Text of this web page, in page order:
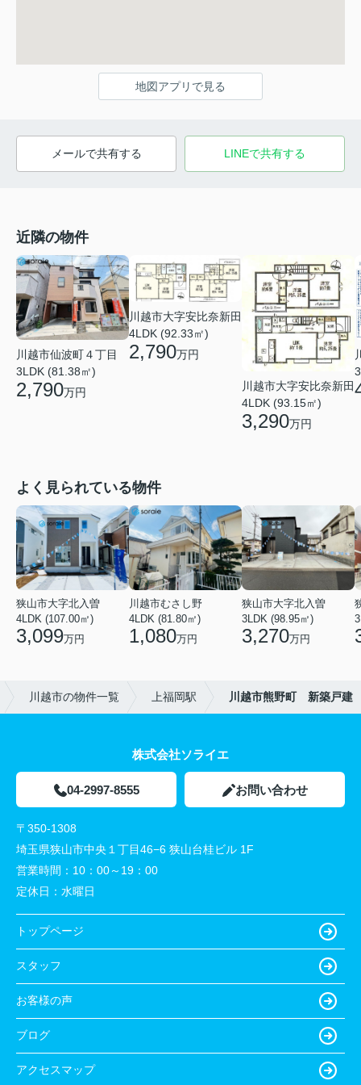
地図アプリで見る
メールで共有する LINEで共有する
近隣の物件
川越市仙波町４丁目
3LDK (81.38㎡)
2,790万円
川越市大字安比奈新田
4LDK (92.33㎡)
2,790万円
川越市大字安比奈新田
4LDK (93.15㎡)
3,290万円
よく見られている物件
狭山市大字北入曽
4LDK (107.00㎡)
3,099万円
川越市むさし野
4LDK (81.80㎡)
1,080万円
狭山市大字北入曽
3LDK (98.95㎡)
3,270万円
川越市の物件一覧 上福岡駅 川越市熊野町 新築戸建
株式会社ソライエ
04-2997-8555 お問い合わせ
〒350-1308
埼玉県狭山市中央１丁目46−6 狭山台桂ビル 1F
営業時間： 10：00～19：00
定休日： 水曜日
トップページ
スタッフ
お客様の声
ブログ
アクセスマップ